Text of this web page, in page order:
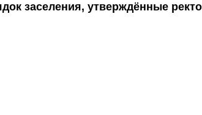
заселения, утверждённые